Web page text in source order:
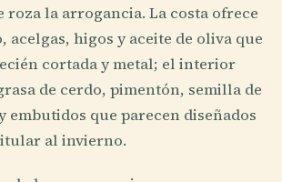
roza la arrogancia. La costa ofrece
acelgas, higos y aceite de oliva que
cortada y metal; el interior
de cerdo, pimentón, semilla de
embutidos que parecen diseñados
al invierno.